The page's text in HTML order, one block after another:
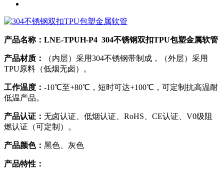
产品名称：LNE-TPUH-P4 304不锈钢双扣TPU包塑金属软管
产品材质：
（内层）采用304不锈钢带制成，（外层）采用
TPU原料（低烟无卤）。
工作温度： -10℃至+80℃，短时可达+100℃，可定制抗高温耐
低温产品。
产品认证： 无卤认证、低烟认证、RoHS、CE认证、V0级阻
燃认证（可定制）。
产品颜色： 黑色、灰色
产品特性：